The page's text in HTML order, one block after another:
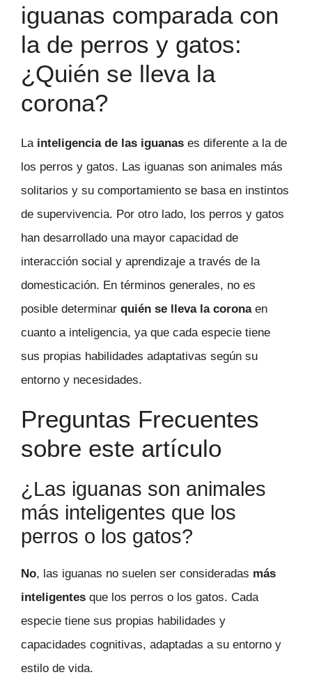
iguanas comparada con
la de perros y gatos:
¿Quién se lleva la
corona?
La inteligencia de las iguanas es diferente a la de
los perros y gatos. Las iguanas son animales más
solitarios y su comportamiento se basa en instintos
de supervivencia. Por otro lado, los perros y gatos
han desarrollado una mayor capacidad de
interacción social y aprendizaje a través de la
domesticación. En términos generales, no es
posible determinar quién se lleva la coronaen
cuanto a inteligencia, ya que cada especie tiene
sus propias habilidades adaptativas según su
entorno y necesidades.
Preguntas Frecuentes
sobre este artículo
¿Las iguanas son animales
más inteligentes que los
perros o los gatos?
No, las iguanas no suelen ser consideradas más
inteligentes que los perros o los gatos. Cada
especie tiene sus propias habilidades y
capacidades cognitivas, adaptadas a su entorno y
estilo de vida.